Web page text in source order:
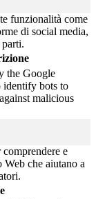
funzionalità come
di social media,
the Google
identify bots to
malicious
e
che aiutano a